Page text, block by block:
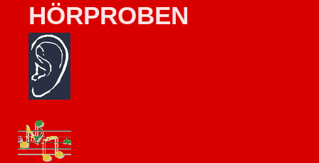
HÖRPROBEN